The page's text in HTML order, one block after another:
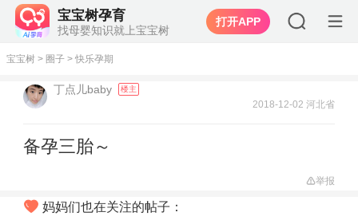
宝宝树孕育
找母婴知识就上宝宝树
打开APP
宝宝树 > 圈子 > 快乐孕期
丁点儿baby 楼主
2018-12-02 河北省
备孕三胎～
举报
妈妈们也在关注的帖子：